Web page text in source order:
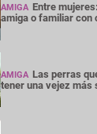
AMIGA Entre
amiga o familiar con
AMIGA Las perras
tener una vejez más